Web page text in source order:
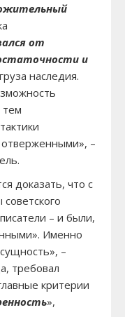
от
и
наследия.
тем
–
доказать, что с
– и были,
Именно
–
требовал
критерии
»,